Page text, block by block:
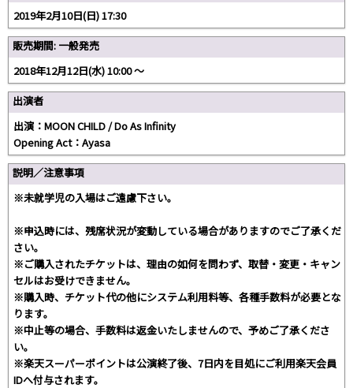
2019年2月10日(日) 17:30
販売期間: 一般発売
2018年12月12日(水) 10:00 〜
出演者
出演：MOON CHILD / Do As Infinity
Opening Act：Ayasa
説明／注意事項
※未就学児の入場はご遠慮下さい。
※申込時には、残席状況が変動している場合がありますのでご了承くだ
さい。
※ご購入されたチケットは、理由の如何を問わず、取替・変更・キャン
セルはお受けできません。
※購入時、チケット代の他にシステム利用料等、各種手数料が必要とな
ります。
※中止等の場合、手数料は返金いたしませんので、予めご了承くださ
い。
※楽天スーパーポイントは公演終了後、7日内を目処にご利用楽天会員
IDへ付与されます。